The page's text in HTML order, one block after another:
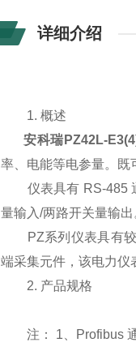
详细介绍
1. 概述
安科瑞PZ42L-
率、电能等电参量。既
仪表具有 RS-485 通
量输入/两路开关量输
PZ系列仪表具有较
端采集元件，该电力仪
2. 产品规格
注： 1、Profibus 通